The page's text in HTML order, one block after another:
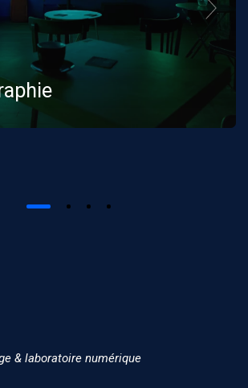
& laboratoire numérique